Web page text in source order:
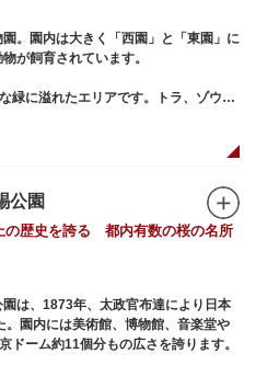
く「建築ツアー」など、初めての来館
されています。
。園内は大きく「西園」と「東園」に
が飼育されています。
緑に溢れたエリアです。トラ、ゾウな
やアザラシが住む海エリアでは、水浴
ともあります。国指定重要文化財の
られる風光明媚な「不忍池」のほとり
人気動物をはじめ、アイアイや“動か
ユニークな種も見られます。
物を間近で観察することを通じて、命
験プログラムが実施されています。
園内にいくつかあるフードショップで
動物たちをモチーフにした可愛いフー
公園
の歴史を誇る 都内有数の桜の名所
は、1873年、太政官布達により日本
園内には美術館、博物館、音楽堂や
ドーム約11個分もの広さを誇ります。